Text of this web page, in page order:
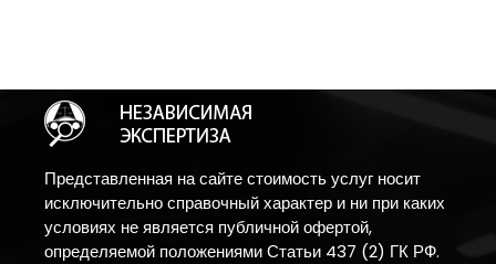
Представленная на сайте стоимость услуг носит
исключительно справочный характер и ни при каких
условиях не является публичной офертой,
определяемой положениями Статьи 437 (2) ГК РФ.